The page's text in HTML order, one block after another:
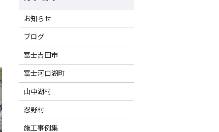
お知らせ
ブログ
富士吉田市
富士河口湖町
山中湖村
忍野村
施工事例集